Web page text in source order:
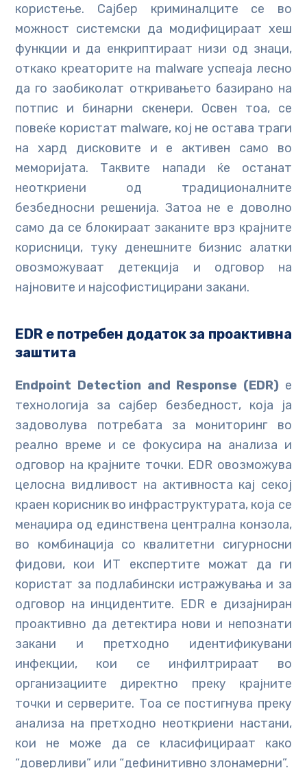
користење. Сајбер криминалците се во
можност системски да модифицираат хеш
функции и да енкриптираат низи од знаци,
откако креаторите на malware успеаја лесно
да го заобиколат откривањето базирано на
потпис и бинарни скенери. Освен тоа, се
повеќе користат malware, кој не остава траги
на хард дисковите и е активен само во
меморијата. Таквите напади ќе останат
неоткриени од традиционалните
безбедносни решенија. Затоа не е доволно
само да се блокираат заканите врз крајните
корисници, туку денешните бизнис алатки
овозможуваат детекција и одговор на
најновите и најсофистицирани закани.
EDR е потребен додаток за проактивна
заштита
Endpoint Detection and Response (EDR) е
технологија за сајбер безбедност, која ја
задоволува потребата за мониторинг во
реално време и се фокусира на анализа и
одговор на крајните точки. EDR овозможува
целосна видливост на активноста кај секој
краен корисник во инфраструктурата, која се
менаџира од единствена централна конзола,
во комбинација со квалитетни сигурносни
фидови, кои ИТ експертите можат да ги
користат за подлабински истражувања и за
одговор на инцидентите. EDR е дизајниран
проактивно да детектира нови и непознати
закани и претходно идентификувани
инфекции, кои се инфилтрираат во
организациите директно преку крајните
точки и серверите. Тоа се постигнува преку
анализа на претходно неоткриени настани,
кои не може да се класифицираат како
“доверливи” или “дефинитивно злонамерни”.